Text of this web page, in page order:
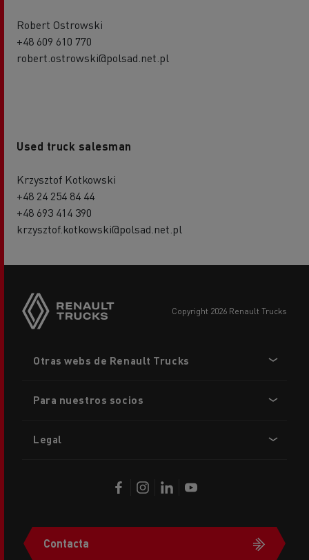
Robert Ostrowski
+48 609 610 770
robert.ostrowski@polsad.net.pl
Used truck salesman
Krzysztof Kotkowski
+48 24 254 84 44
+48 693 414 390
krzysztof.kotkowski@polsad.net.pl
copyright 2026 Renault Trucks
menu
Otras webs de Renault Trucks
Para nuestros socios
Legal
Contacta